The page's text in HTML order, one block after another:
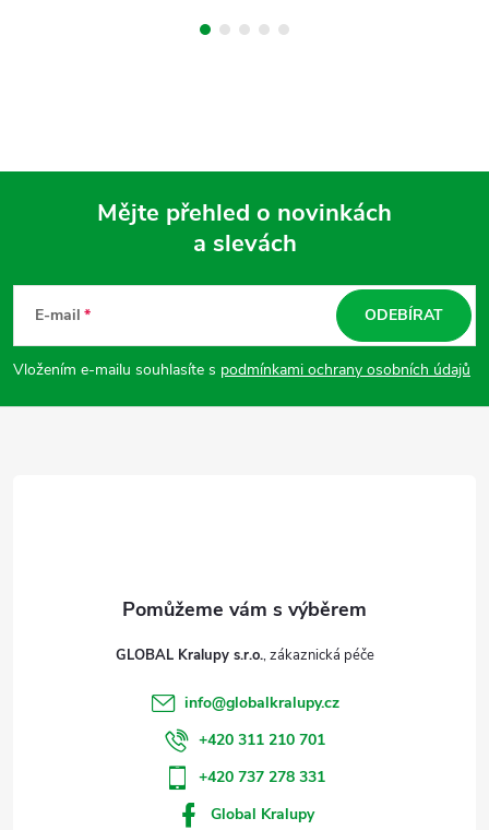
p
a
Mějte přehled o novinkách
a slevách
E-mail
Vložením e-mailu souhlasíte s podmínkami ochrany osobních údajů
ODEBÍRAT
GLOBAL Kralupy s.r.o.
info@globalkralupy.cz
+420 311 210 701
+420 737 278 331
Global Kralupy